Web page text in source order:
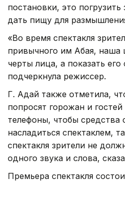
постановки, это
дать пищу для
«Во время спектакля
привычного им Абая, наша
черты лица, а показать его
подчеркнула режиссер.
Г. Адай также отметила,
попросят горожан и
телефоны, чтобы средства
насладиться спектаклем,
спектакля зрители не
одного звука и слова,
Премьера спектакля